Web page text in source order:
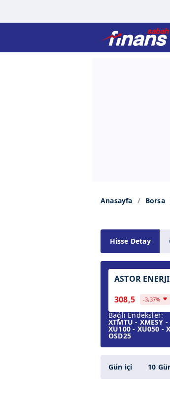
Anasayfa Borsa
Hisse Detay
ASTOR
308,5
-3,37%
Bağlı Endeksler:
XTMTU - XMESY
XU100 - XU050 -
OSD25
Gün içi 10